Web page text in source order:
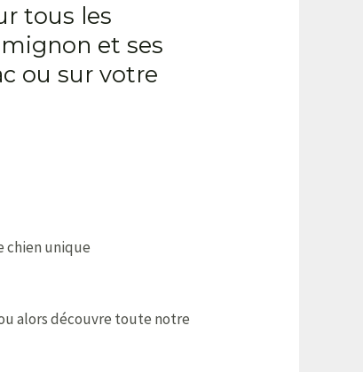
tous les
et ses
ou sur votre
chien unique
alors découvre toute notre